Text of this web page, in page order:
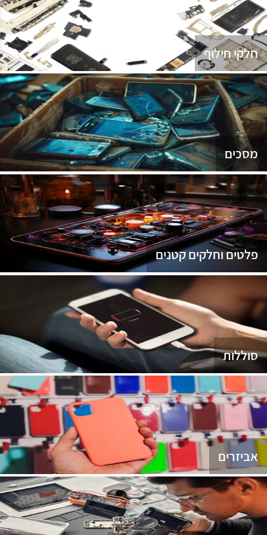
חלקי חילוף
מסכים
פלטים וחלקים קטנים
סוללות
אביזרים